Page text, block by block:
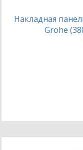
Накладная
Grohe